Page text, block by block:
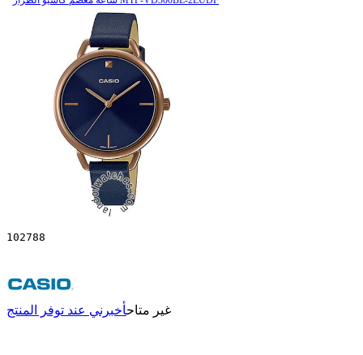
102788
غير متاحأخبرني عند توفر المنتج